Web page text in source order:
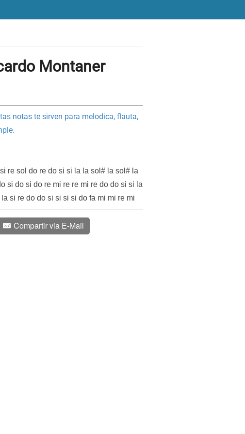
Montaner
notas te sirven para melodica, flauta,
re sol do re do si si la la sol# la sol# la
si do si do re mi re re mi re do do si si la
si re do do si si si si do fa mi mi re mi
Compartir via E-Mail